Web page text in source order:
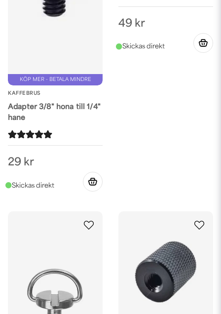
KÖP MER - BETALA MINDRE
KAFFEBRUS
Adapter 3/8" hona till 1/4"
hane
29 kr
49 kr